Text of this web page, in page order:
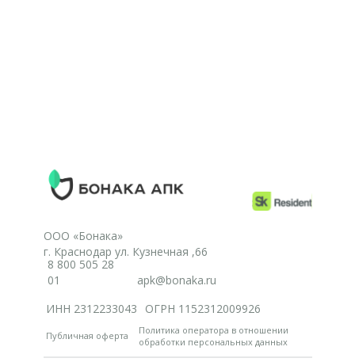
ООО «Бонака»
г. Краснодар ул. Кузнечная ,66
8 800 505 28
01
ИНН 2312233043
Политика оператора в отношении
обработки персональных данных
Публичная оферта
apk@bonaka.ru
ОГРН 1152312009926